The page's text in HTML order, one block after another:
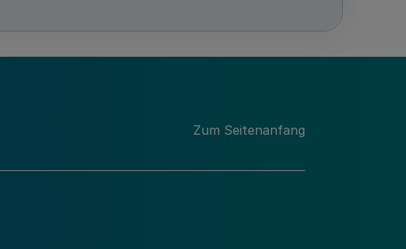
HAbg-VO)
des Landes Nordrhein-Westfalen
Zum Seitenanfang